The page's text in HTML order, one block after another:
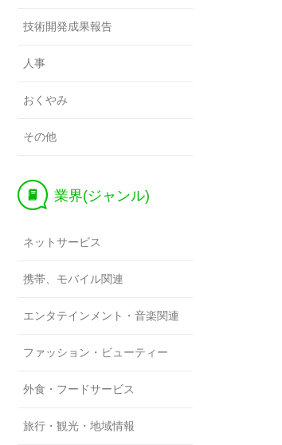
技術開発成果報告
人事
おくやみ
その他
K 業界(ジャンル)
ネットサービス
携帯、モバイル関連
エンタテインメント・音楽関連
ファッション・ビューティー
外食・フードサービス
旅行・観光・地域情報